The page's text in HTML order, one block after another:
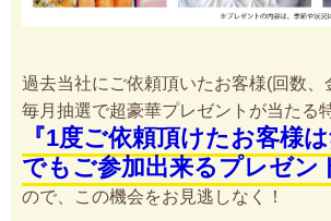
過去当社にご依頼頂いたお客様(回数、
毎月抽選で超豪華プレゼントが当たる
『1度ご依頼頂けたお客様
でもご参加出来るプレゼン
ので、この機会をお見逃しなく！